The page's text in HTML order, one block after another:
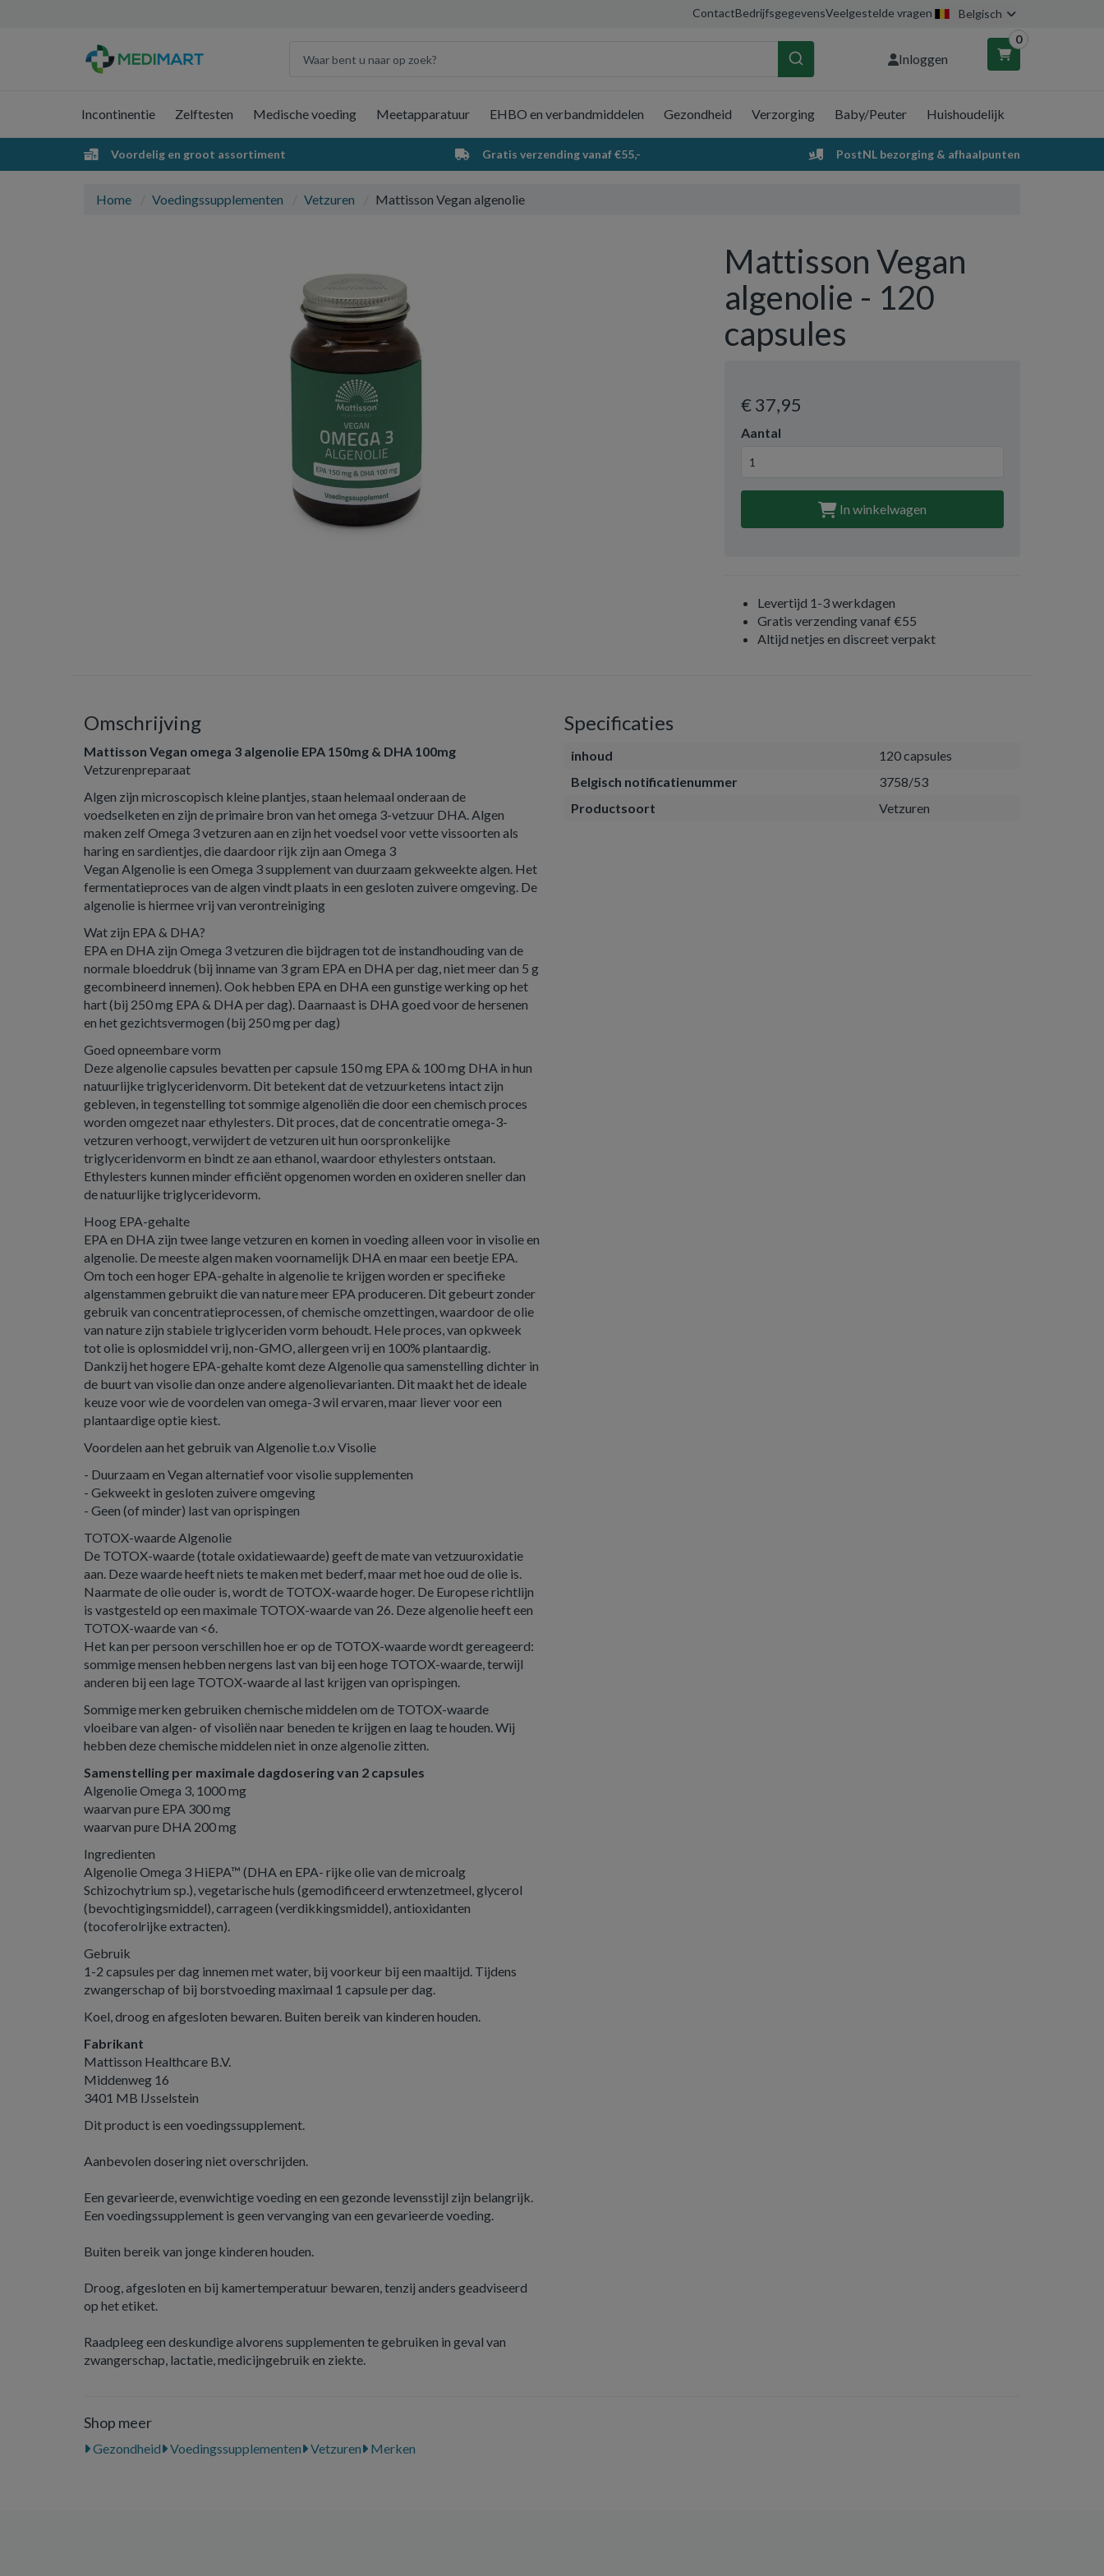
ContactBedrijfsgegevensVeelgestelde vragen Belgisch
Inloggen
0
Winkelwagen
Incontinentie Zelftesten Medische voeding Meetapparatuur EHBO en verbandmiddelen Gezondheid Verzorging Baby/Peuter Huishoudelijk
Voordelig en groot assortiment Gratis verzending vanaf €55,- PostNL bezorging & afhaalpunten
Home Voedingssupplementen Vetzuren Mattisson Vegan algenolie
Mattisson Vegan
algenolie - 120
capsules
€ 37,95
Aantal
In winkelwagen
Levertijd 1-3 werkdagen
Gratis verzending vanaf €55
Altijd netjes en discreet verpakt
Omschrijving
Mattisson Vegan omega 3 algenolie EPA 150mg & DHA 100mg
Vetzurenpreparaat
Algen zijn microscopisch kleine plantjes, staan helemaal onderaan de
voedselketen en zijn de primaire bron van het omega 3-vetzuur DHA. Algen
maken zelf Omega 3 vetzuren aan en zijn het voedsel voor vette vissoorten als
haring en sardientjes, die daardoor rijk zijn aan Omega 3
Vegan Algenolie is een Omega 3 supplement van duurzaam gekweekte algen. Het
fermentatieproces van de algen vindt plaats in een gesloten zuivere omgeving. De
algenolie is hiermee vrij van verontreiniging
Wat zijn EPA & DHA?
EPA en DHA zijn Omega 3 vetzuren die bijdragen tot de instandhouding van de
normale bloeddruk (bij inname van 3 gram EPA en DHA per dag, niet meer dan 5 g
gecombineerd innemen). Ook hebben EPA en DHA een gunstige werking op het
hart (bij 250 mg EPA & DHA per dag). Daarnaast is DHA goed voor de hersenen
en het gezichtsvermogen (bij 250 mg per dag)
Goed opneembare vorm
Deze algenolie capsules bevatten per capsule 150 mg EPA & 100 mg DHA in hun
natuurlijke triglyceridenvorm. Dit betekent dat de vetzuurketens intact zijn
gebleven, in tegenstelling tot sommige algenoliën die door een chemisch proces
worden omgezet naar ethylesters. Dit proces, dat de concentratie omega-3-
vetzuren verhoogt, verwijdert de vetzuren uit hun oorspronkelijke
triglyceridenvorm en bindt ze aan ethanol, waardoor ethylesters ontstaan.
Ethylesters kunnen minder efficiënt opgenomen worden en oxideren sneller dan
de natuurlijke triglyceridevorm.
Hoog EPA-gehalte
EPA en DHA zijn twee lange vetzuren en komen in voeding alleen voor in visolie en
algenolie. De meeste algen maken voornamelijk DHA en maar een beetje EPA.
Om toch een hoger EPA-gehalte in algenolie te krijgen worden er specifieke
algenstammen gebruikt die van nature meer EPA produceren. Dit gebeurt zonder
gebruik van concentratieprocessen, of chemische omzettingen, waardoor de olie
van nature zijn stabiele triglyceriden vorm behoudt. Hele proces, van opkweek
tot olie is oplosmiddel vrij, non-GMO, allergeen vrij en 100% plantaardig.
Dankzij het hogere EPA-gehalte komt deze Algenolie qua samenstelling dichter in
de buurt van visolie dan onze andere algenolievarianten. Dit maakt het de ideale
keuze voor wie de voordelen van omega-3 wil ervaren, maar liever voor een
plantaardige optie kiest.
Voordelen aan het gebruik van Algenolie t.o.v Visolie
- Duurzaam en Vegan alternatief voor visolie supplementen
- Gekweekt in gesloten zuivere omgeving
- Geen (of minder) last van oprispingen
TOTOX-waarde Algenolie
De TOTOX-waarde (totale oxidatiewaarde) geeft de mate van vetzuuroxidatie
aan. Deze waarde heeft niets te maken met bederf, maar met hoe oud de olie is.
Naarmate de olie ouder is, wordt de TOTOX-waarde hoger. De Europese richtlijn
is vastgesteld op een maximale TOTOX-waarde van 26. Deze algenolie heeft een
TOTOX-waarde van <6.
Het kan per persoon verschillen hoe er op de TOTOX-waarde wordt gereageerd:
sommige mensen hebben nergens last van bij een hoge TOTOX-waarde, terwijl
anderen bij een lage TOTOX-waarde al last krijgen van oprispingen.
Sommige merken gebruiken chemische middelen om de TOTOX-waarde
vloeibare van algen- of visoliën naar beneden te krijgen en laag te houden. Wij
hebben deze chemische middelen niet in onze algenolie zitten.
Samenstelling per maximale dagdosering van 2 capsules
Algenolie Omega 3, 1000 mg
waarvan pure EPA 300 mg
waarvan pure DHA 200 mg
Ingredienten
Algenolie Omega 3 HiEPA™ (DHA en EPA- rijke olie van de microalg
Schizochytrium sp.), vegetarische huls (gemodificeerd erwtenzetmeel, glycerol
(bevochtigingsmiddel), carrageen (verdikkingsmiddel), antioxidanten
(tocoferolrijke extracten).
Gebruik
1-2 capsules per dag innemen met water, bij voorkeur bij een maaltijd. Tijdens
zwangerschap of bij borstvoeding maximaal 1 capsule per dag.
Koel, droog en afgesloten bewaren. Buiten bereik van kinderen houden.
Fabrikant
Mattisson Healthcare B.V.
Middenweg 16
3401 MB IJsselstein
Dit product is een voedingssupplement.
Aanbevolen dosering niet overschrijden.
Een gevarieerde, evenwichtige voeding en een gezonde levensstijl zijn belangrijk.
Een voedingssupplement is geen vervanging van een gevarieerde voeding.
Buiten bereik van jonge kinderen houden.
Droog, afgesloten en bij kamertemperatuur bewaren, tenzij anders geadviseerd
op het etiket.
Raadpleeg een deskundige alvorens supplementen te gebruiken in geval van
zwangerschap, lactatie, medicijngebruik en ziekte.
Specificaties
inhoud
120 capsules
Belgisch notificatienummer
3758/53
Productsoort
Vetzuren
Shop meer
Gezondheid Voedingssupplementen Vetzuren Merken